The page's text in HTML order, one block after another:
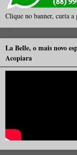
Clique no banner, curta a
La Belle, o mais novo
Acopiara